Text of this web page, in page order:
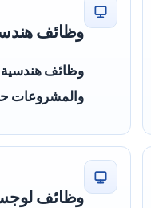
وظائف
وظائف هندسية
وظائف